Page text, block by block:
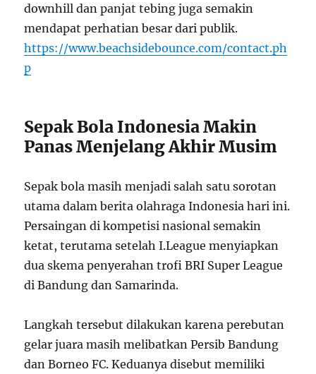
downhill dan panjat tebing juga semakin
mendapat perhatian besar dari publik.
https://www.beachsidebounce.com/contact.ph
p
Sepak Bola Indonesia Makin
Panas Menjelang Akhir Musim
Sepak bola masih menjadi salah satu sorotan
utama dalam berita olahraga Indonesia hari ini.
Persaingan di kompetisi nasional semakin
ketat, terutama setelah I.League menyiapkan
dua skema penyerahan trofi BRI Super League
di Bandung dan Samarinda.
Langkah tersebut dilakukan karena perebutan
gelar juara masih melibatkan Persib Bandung
dan Borneo FC. Keduanya disebut memiliki